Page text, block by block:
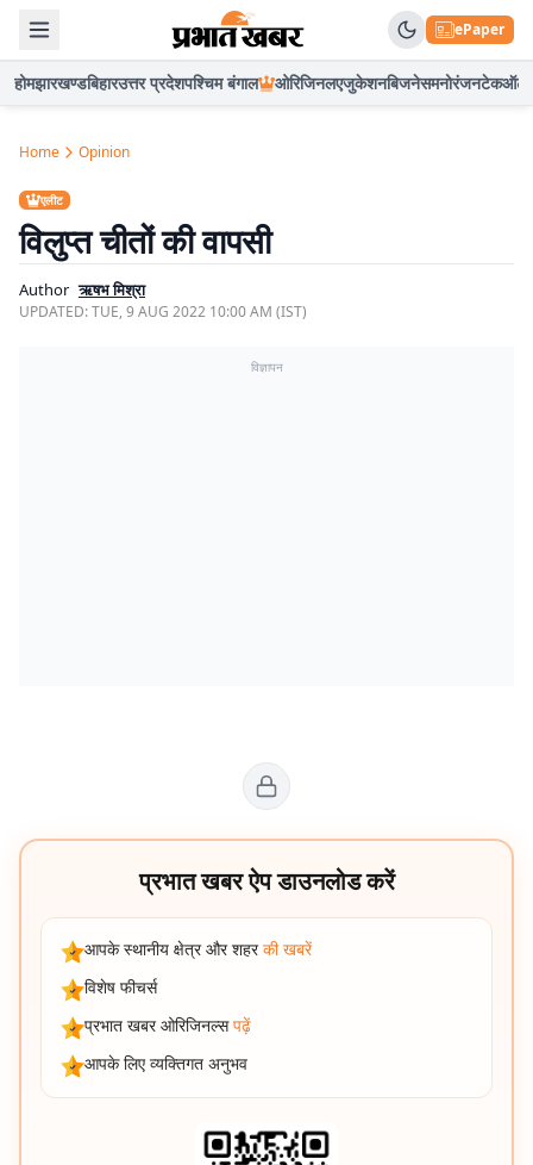
ePaper
होमझारखण्डबिहारउत्तर प्रदेशपश्चिम बंगाल ओरिजिनलएजुकेशनबिजनेसमनोरंजनटेकऑटो
Home Opinion
एलीट
विलुप्त चीतों की वापसी
Author ऋषभ मिश्रा
UPDATED:TUE, 9 AUG 2022 10:00 AM (IST)
विज्ञापन
प्रभात खबर ऐप डाउनलोड करें
आपके स्थानीय क्षेत्र और शहर की खबरें
विशेष फीचर्स
प्रभात खबर ओरिजिनल्स पढ़ें
आपके लिए व्यक्तिगत अनुभव